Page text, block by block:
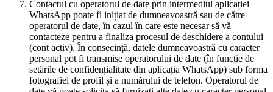
Contactul cu operatorul de date prin intermediul aplicației
WhatsApp poate fi inițiat de dumneavoastră sau de către
operatorul de date, în cazul în care este necesar să vă
contacteze pentru a finaliza procesul de deschidere a contului
(cont activ). În consecință, datele dumneavoastră cu caracter
personal pot fi transmise operatorului de date (în funcție de
setările de confidențialitate din aplicația WhatsApp) sub forma
fotografiei de profil și a numărului de telefon. Operatorul de